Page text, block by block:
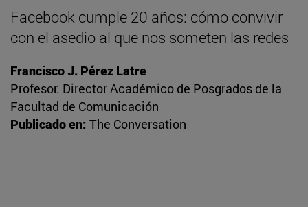
Facebook cumple 20 años: cómo convivir
con el asedio al que nos someten las redes
Francisco J. Pérez Latre
Profesor. Director Académico de Posgrados de la
Facultad de Comunicación
Publicado en: The Conversation